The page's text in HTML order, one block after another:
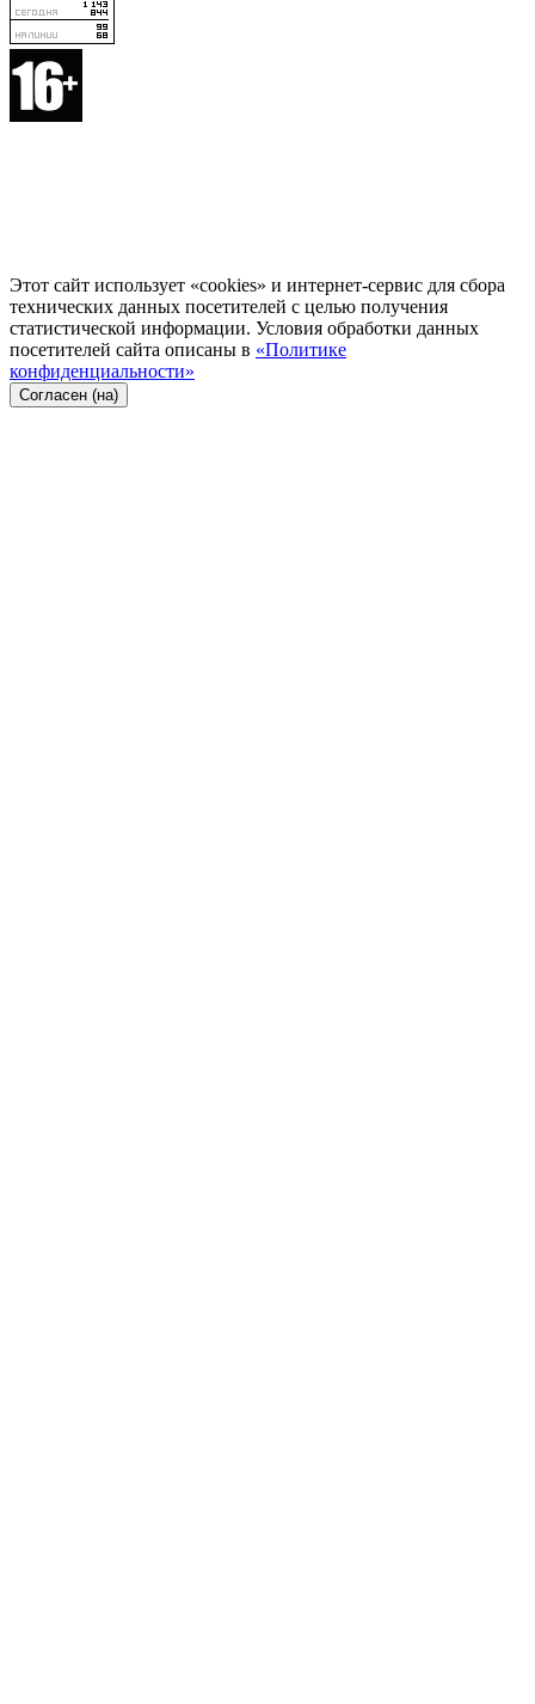
Этот сайт использует «cookies» и интернет-сервис для сбора
технических данных посетителей с целью получения
статистической информации. Условия обработки данных
посетителей сайта описаны в «Политике
конфиденциальности»
Согласен (на)